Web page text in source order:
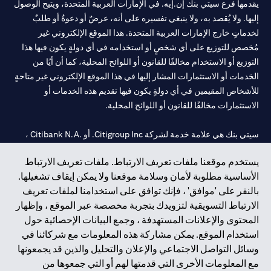
يستخدم موقعنا ملفات تعريف الارتباط. ملفات تعريف الارتباط
الأساسية مطلوبة لأمان وسلامة موقعنا ولا يمكن إيقاف تشغيلها.
بالنقر على 'موافق' ، فإنك توافق على استخدامنا لملفات تعريف
الارتباط التسويقية لتزويدك بتجربة مخصصة عبر الموقع ، وإظهار
المحتوى والإعلانات المستهدفة ، وجمع البيانات الإحصائية حول
استخدام الموقع. يمكن مشاركة هذه المعلومات مع شركائنا في
وسائل التواصل الاجتماعي والإعلان والتحليل والذين قد يجمعونها
مع المعلومات الأخرى التي قدمتها لهم أو التي جمعوها من
يقدمها فرع سيتي بنك إن.إيه. في الإمارات العربية المتحدة، ويتيح الوصول
إليها. ولا يُقصد به، ولا ينبغي تفسيره على أنه، عرضٌ أو دعوةٌ أو طلبٌ
لخدماتٍ خارج الإمارات العربية المتحدة. هذا الموقع الإلكتروني غير
مُخصص للتوزيع على أي شخصٍ أو استخدامه في أي دولةٍ يكون فيها هذا
التوزيع أو الاستخدام مخالفًا للقانون أو اللوائح المحلية، كما أن أيًا من
الخدمات أو الاستثمارات المشار إليها في هذا الموقع الإلكتروني غير متاحةٍ
للأشخاص المقيمين في أي دولةٍ يكون فيها تقديم هذه الخدمات أو
الاستثمارات مخالفًا للقانون أو اللوائح المحلية.
سيتي بنك هي علامة خدمة لشركة Citigroup Inc. أو .Citibank N.A ،
سيتي بنك إن. إيه. الإمارات مسجل لدى مصرف الإمارات المركزي تحت
أرقام التراخيص 202563 لفرع الوصل في دبي، 531989 لفرع مول
الإمارات في دبي، وCN-1002019لفرع أبوظبي. هاتف: 4000 311 04.
فرع سيتي بنك إن إيه - الإمارات العربية المتحدة مرخص من مصرف
الإمارات العربية المتحدة المركزي كفرع لبنك أجنبي.
سيتي بنك إن إيه الإمارات العربية المتحدة مرخص من هيئة الأوراق المالية
والسلع في الإمارات العربية المتحدة ("SCA") للقيام بالنشاط المالي لـ أ)